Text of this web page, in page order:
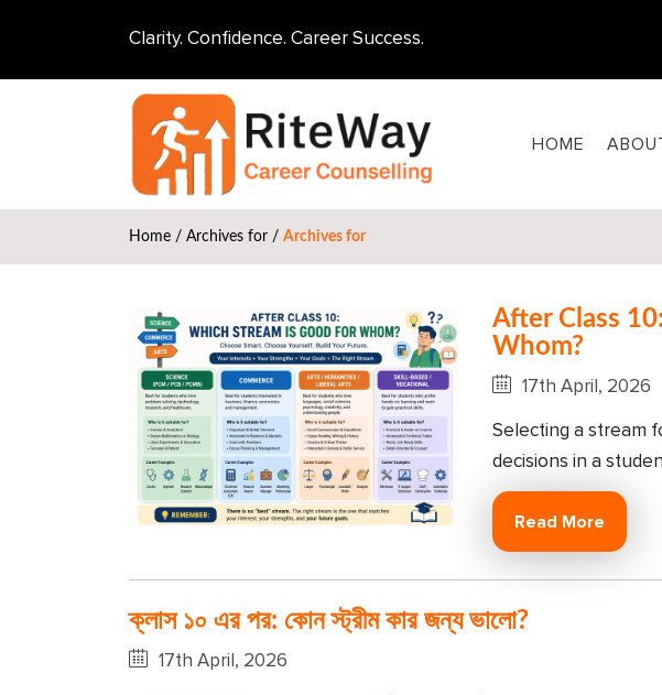
Clarity. Confidence. Career Success.
HOME
Home / Archives for / Archives for
After Class
Whom?
17th April, 2026
Selecting a stream
decisions in a
Read More
ক্লাস ১০ এর পর: কোন স্ট্রীম কার জন্য ভালো?
17th April, 2026